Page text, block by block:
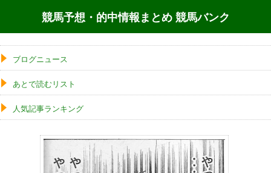
競馬予想・的中情報まとめ 競馬バンク
ブログニュース
あとで読むリスト
人気記事ランキング